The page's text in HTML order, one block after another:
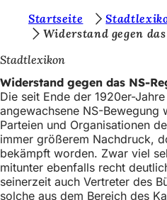
Inhalt anspringen
e
b
e
f
i
n
Startseite
Widerstand gegen
Stadtlexikon
Widerstand gegen das NS-
Die seit Ende der 1920er-
angewachsene NS-Bewegung
Parteien und Organisationen
immer größerem Nachdruck,
bekämpft worden. Zwar viel
mitunter ebenfalls recht
seinerzeit auch Vertreter des
solche aus dem Bereich des